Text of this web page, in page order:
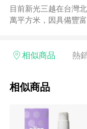
目前新光三越在台灣
萬平方米，因具備豐
理念不斷向前邁進，
相似商品 熱
相似商品